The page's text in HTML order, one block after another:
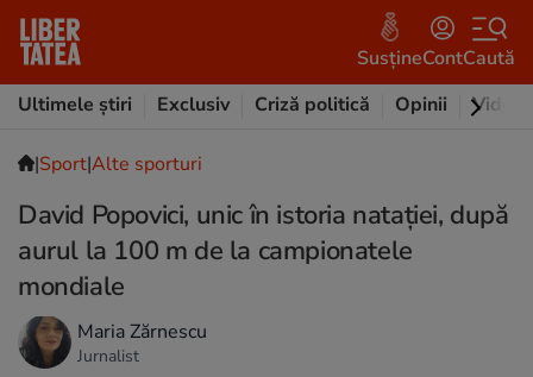
SusțineContCaută
Ultimele știri
Exclusiv Criză politică Opinii Video
|Sport|Alte sporturi
David Popovici, unic în istoria natației, după
aurul la 100 m de la campionatele
mondiale
Maria Zărnescu
Jurnalist